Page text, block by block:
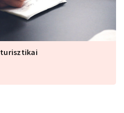
turisztikai